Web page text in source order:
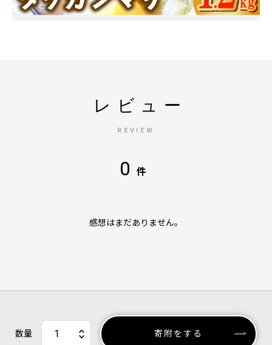
レビュー
REVIEW
0 件
感想はまだありません。
数量 寄附をする